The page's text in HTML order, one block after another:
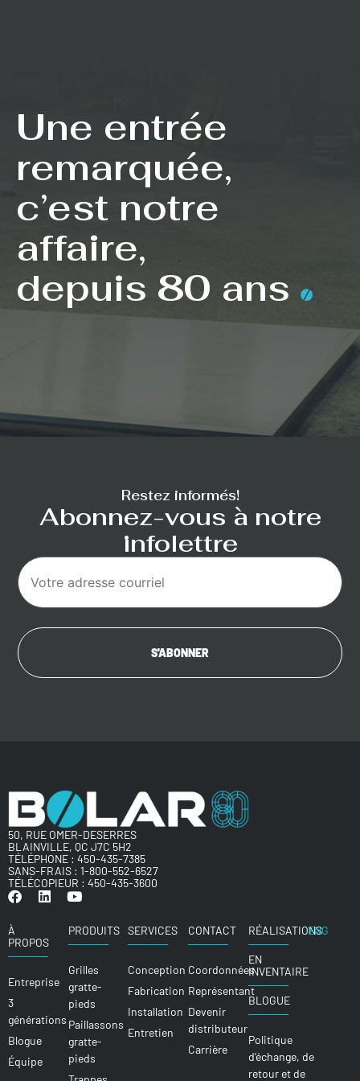
Une entrée
remarquée,
c’est notre
affaire,
depuis 80 ans
Restez informés!
Abonnez-vous à notre
infolettre
50, RUE OMER-DESERRES
BLAINVILLE, QC J7C 5H2
TÉLÉPHONE : 450-435-7385
SANS-FRAIS : 1-800-552-6527
TÉLÉCOPIEUR : 450-435-3600
À
PROPOS
Entreprise
3
générations
Blogue
Équipe
PRODUITS
Grilles
gratte-
pieds
Paillassons
gratte-
pieds
SERVICES
Conception
Fabrication
Installation
Entretien
CONTACT
Coordonnées
Représentant
Devenir
distributeur
Carrière
RÉALISATIONS
EN
INVENTAIRE
BLOGUE
Politique
d’échange, de
retour et de
ENG